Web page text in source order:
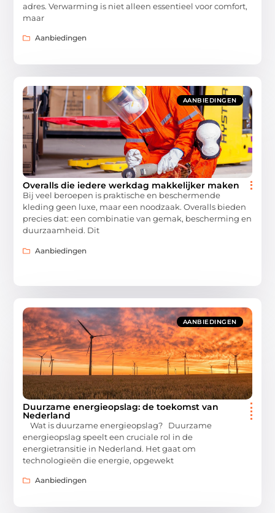
adres. Verwarming is niet alleen essentieel voor comfort,
maar
Aanbiedingen
AANBIEDINGEN
Overalls die iedere werkdag makkelijker maken
Bij veel beroepen is praktische en beschermende
kleding geen luxe, maar een noodzaak. Overalls bieden
precies dat: een combinatie van gemak, bescherming en
duurzaamheid. Dit
Aanbiedingen
AANBIEDINGEN
Duurzame energieopslag: de toekomst van
Nederland
Wat is duurzame energieopslag? Duurzame
energieopslag speelt een cruciale rol in de
energietransitie in Nederland. Het gaat om
technologieën die energie, opgewekt
Aanbiedingen